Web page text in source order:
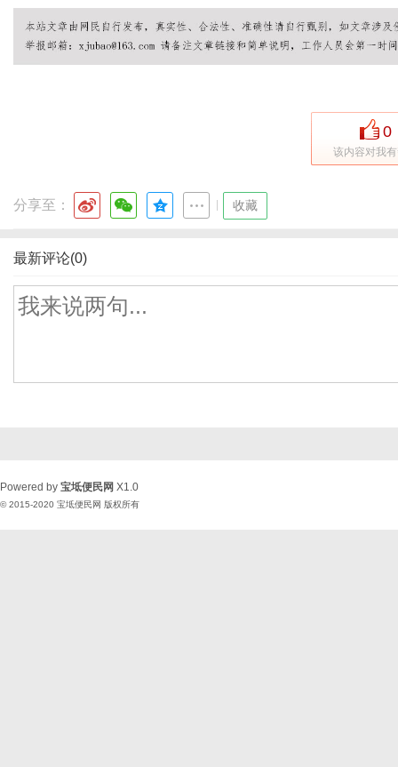
0
该内容对我
分享至： 收藏
最新评论(0)
Powered by 宝坻便民网 X1.0
© 2015-2020 宝坻便民网 版权所有